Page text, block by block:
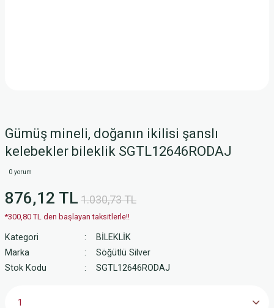
Gümüş mineli, doğanın ikilisi şanslı
kelebekler bileklik SGTL12646RODAJ
0 yorum
876,12 TL 1.030,73 TL
*300,80 TL den başlayan taksitlerle!!
Kategori
BİLEKLİK
Marka
Söğütlü Silver
Stok Kodu
SGTL12646RODAJ